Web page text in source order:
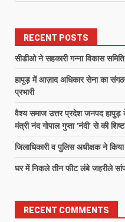
RECENT POSTS
सीडीओ ने सहकारी गन्ना विकास समिति
हापुड़ में आज़ाद अधिकार सेना का
प्रभारी
वैश्य समाज उत्तर प्रदेश जनपद
मंत्री नंद गोपाल गुप्ता ‘नंदी’ से की
जिलाधिकारी व पुलिस अधीक्षक ने
घर में निकले तीन फीट लंबे जहरीले
RECENT COMMENTS